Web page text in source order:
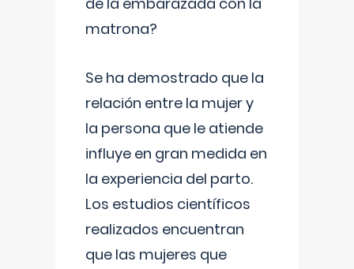
matrona?
Se ha demostrado que la
relación entre la mujer y
la persona que le atiende
influye en gran medida en
la experiencia del parto.
Los estudios científicos
realizados encuentran
que las mujeres que